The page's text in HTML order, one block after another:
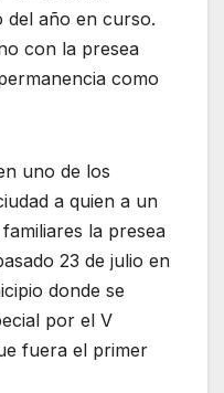
del año en curso.
con la presea
como
uno de los
a quien a un
la presea
23 de julio en
donde se
por el V
fuera el primer